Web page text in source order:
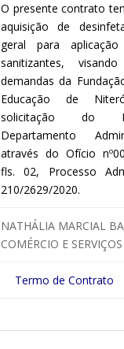
O presente contrato
aquisição de
geral para
sanitizantes,
demandas da
Educação de
solicitação do
Departamento
através do Ofício
fls. 02, Processo
210/2629/2020.
NATHÁLIA MARCIAL
COMÉRCIO E
Termo de Contrato